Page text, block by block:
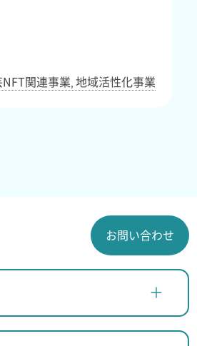
NFT関連事業 ,地域活性化事業
お問い合わせ